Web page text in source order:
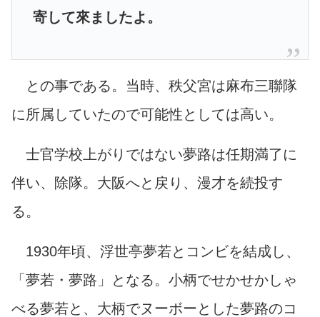
寄して來ましたよ。
との事である。当時、秩父宮は麻布三聯隊
に所属していたので可能性としては高い。
士官学校上がりではない夢路は任期満了に
伴い、除隊。大阪へと戻り、漫才を続投す
る。
1930年頃、浮世亭夢若とコンビを結成し、
「夢若・夢路」となる。小柄でせかせかしゃ
べる夢若と、大柄でヌーボーとした夢路のコ